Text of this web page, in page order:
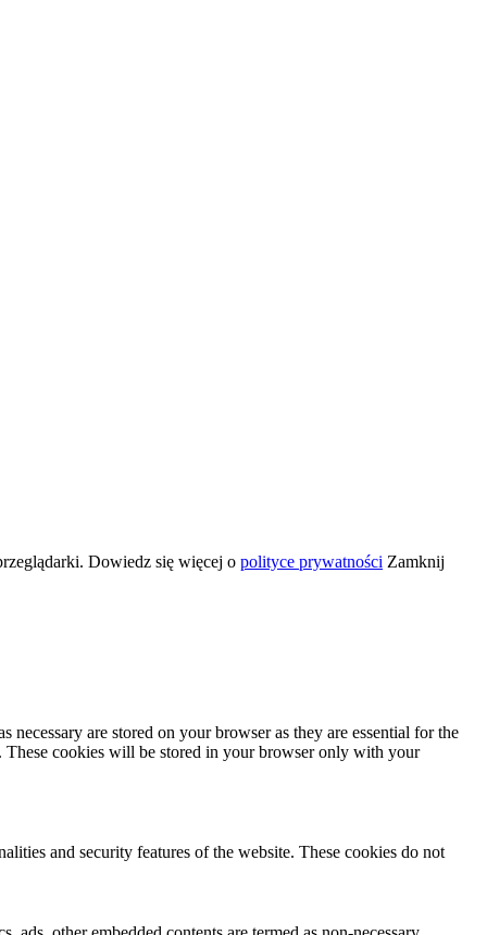
Dowiedz się więcej o polityce prywatności Zamknij
are stored on your browser as they are essential for the
These cookies will be stored in your browser only with your
and security features of the website. These cookies do not